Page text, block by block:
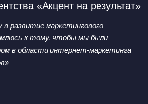
«Акцент на результат»
развитие маркетингового
к тому, чтобы мы были
в области интернет-маркетинга